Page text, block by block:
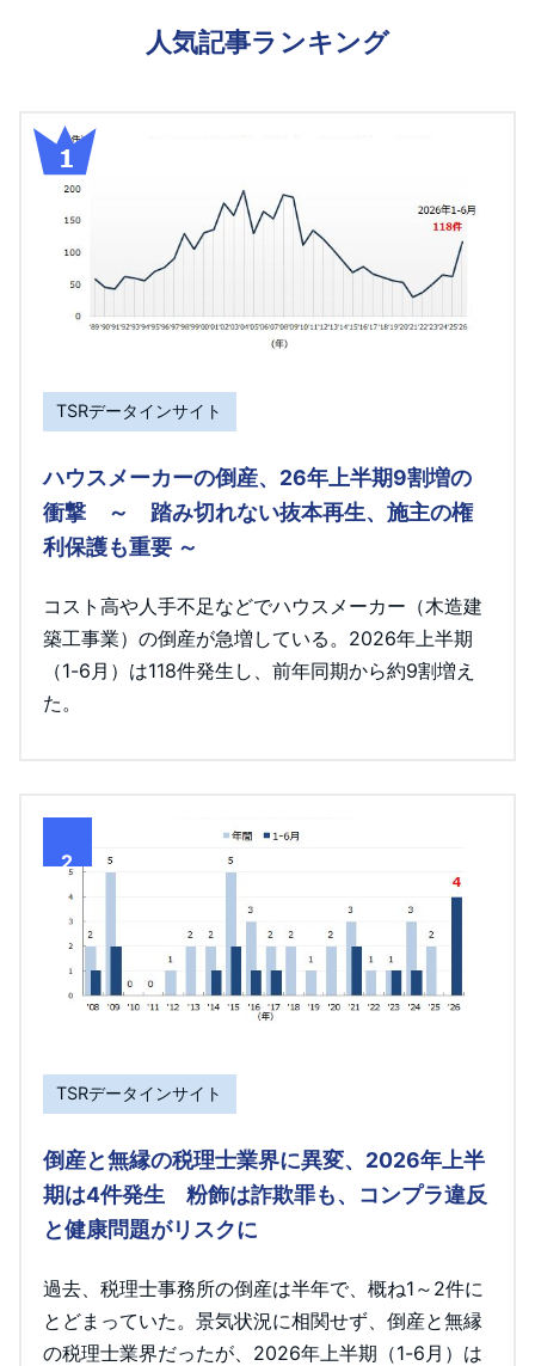
人気記事ランキング
TSRデータインサイト
ハウスメーカーの倒産、26年上半期9割増の
衝撃 ～ 踏み切れない抜本再生、施主の権
利保護も重要 ～
コスト高や人手不足などでハウスメーカー（木造建
築工事業）の倒産が急増している。2026年上半期
（1-6月）は118件発生し、前年同期から約9割増え
た。
2
TSRデータインサイト
倒産と無縁の税理士業界に異変、2026年上半
期は4件発生 粉飾は詐欺罪も、コンプラ違反
と健康問題がリスクに
過去、税理士事務所の倒産は半年で、概ね1～2件に
とどまっていた。景気状況に相関せず、倒産と無縁
の税理士業界だったが、2026年上半期（1-6月）は